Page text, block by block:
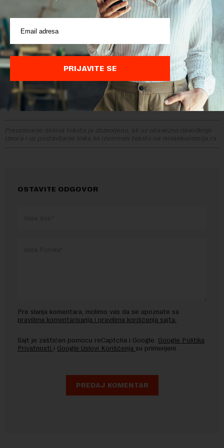
I onda kad sam jednom osetila da mi je do onoga što radim
toliko stalo da mogu da posvetim tome celo svoje biće, i fizički i
duhovno, više nisam u stanju da se vratim na manje od toga.
Tako sam 2018. godine i počela da radim u NURDOR-u, gde sam
i danas. Svaki put kad se osvrnem na to šta radimo ili kada nas
poseti neko od dece koja su se lečila, a koja su danas zdrava i
srećna, shvatim koliko sam privilegovana što sam tu gde sam
danas.
Preuzimanje delova teksta je dozvoljeno, ali uz obavezno navođenje
izvora i uz postavljanje linka ka izvornom tekstu na novaekonomija.rs
OSTAVITE ODGOVOR
Pre slanja komentara, molimo vas da se upoznate sa
pravilima komentarisanja i pravilima korišćenja sajta.
Sajt je zaštićen pomocu reCaptcha i Google. Google Politika
Privatnosti i Google Uslovi Korišćenja su primenjeni.
PRIJAVITE SE